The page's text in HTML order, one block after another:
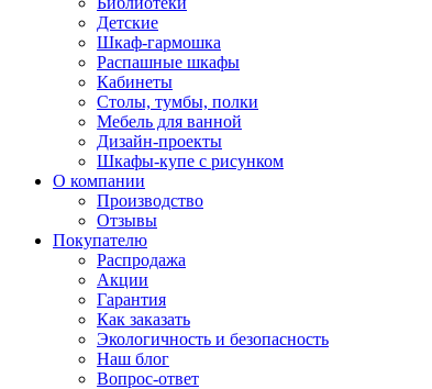
Детские
Шкаф-гармошка
Распашные шкафы
Кабинеты
Столы, тумбы, полки
Мебель для ванной
Дизайн-проекты
Шкафы-купе с рисунком
О компании
Производство
Отзывы
Покупателю
Распродажа
Акции
Гарантия
Как заказать
Экологичность и безопасность
Наш блог
Вопрос-ответ